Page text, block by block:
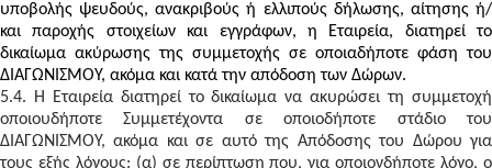
υποβολής ψευδούς, ανακριβούς ή ελλιπούς δήλωσης, αίτησης ή/
και παροχής στοιχείων και εγγράφων, η Εταιρεία, διατηρεί το
δικαίωμα ακύρωσης της συμμετοχής σε οποιαδήποτε φάση του
ΔΙΑΓΩΝΙΣΜΟΥ, ακόμα και κατά την απόδοση των Δώρων.
5.4. Η Εταιρεία διατηρεί το δικαίωμα να ακυρώσει τη συμμετοχή
οποιουδήποτε Συμμετέχοντα σε οποιοδήποτε στάδιο του
ΔΙΑΓΩΝΙΣΜΟΥ, ακόμα και σε αυτό της Απόδοσης του Δώρου για
τους εξής λόγους: (α) σε περίπτωση που, για οποιονδήποτε λόγο, ο